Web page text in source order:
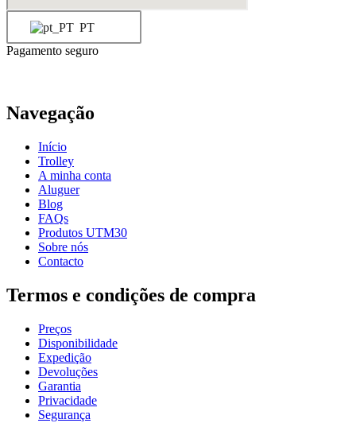
PT
Pagamento seguro
Navegação
Início
Trolley
A minha conta
Aluguer
Blog
FAQs
Produtos UTM30
Sobre nós
Contacto
Termos e condições de compra
Preços
Disponibilidade
Expedição
Devoluções
Garantia
Privacidade
Segurança